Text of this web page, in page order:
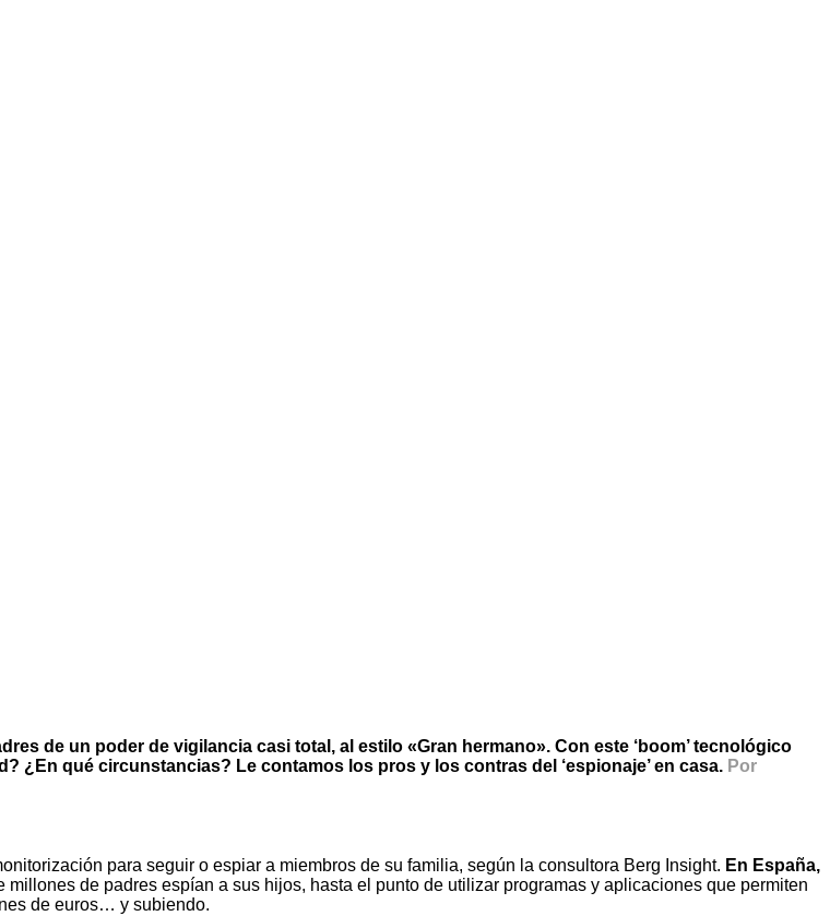
de un poder de vigilancia casi total, al estilo «Gran hermano». Con este ‘boom’ tecnológico
¿En qué circunstancias? Le contamos los pros y los contras del ‘espionaje’ en casa. Por
para seguir o espiar a miembros de su familia, según la consultora Berg Insight. En España,
de padres espían a sus hijos, hasta el punto de utilizar programas y aplicaciones que permiten
de euros… y subiendo.